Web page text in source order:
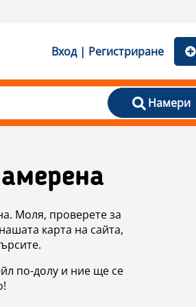
Вход | Регистриране
Намери
Моля, проверете за
карта на сайта,
по-долу и ние ще се